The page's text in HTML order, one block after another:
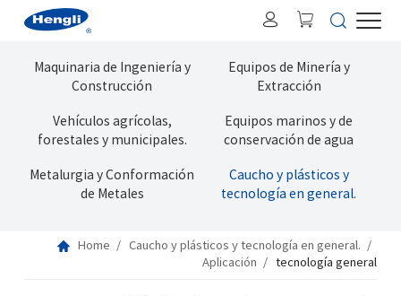
Maquinaria de Ingeniería y
Construcción
Equipos de Minería y
Extracción
Vehículos agrícolas,
forestales y municipales.
Equipos marinos y de
conservación de agua
Metalurgia y Conformación
de Metales
Caucho y plásticos y
tecnología en general.
Home
Caucho y plásticos y tecnología en general.
Aplicación
tecnología general